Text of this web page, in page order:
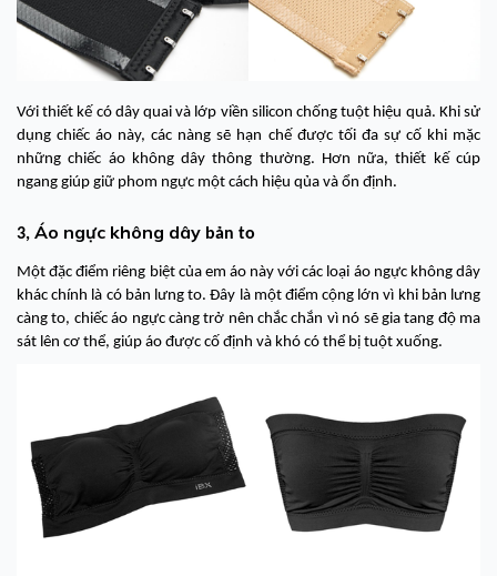
Với thiết kế có dây quai và lớp viền silicon chống tuột hiệu quả. Khi sử
dụng chiếc áo này, các nàng sẽ hạn chế được tối đa sự cố khi mặc
những chiếc áo không dây thông thường. Hơn nữa, thiết kế cúp
ngang giúp giữ phom ngực một cách hiệu qủa và ổn định.
3, Áo ngực không dây bản to
Một đặc điểm riêng biệt của em áo này với các loại áo ngực không dây
khác chính là có bản lưng to. Đây là một điểm cộng lớn vì khi bản lưng
càng to, chiếc áo ngực càng trở nên chắc chắn vì nó sẽ gia tang độ ma
sát lên cơ thể, giúp áo được cố định và khó có thể bị tuột xuống.